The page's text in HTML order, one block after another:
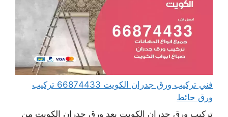
فني تركيب ورق جدران الكويت 66874433 تركيب
ورق حائط
تركيب ورق جدران الكويت يعد ورق جدران الكويت من